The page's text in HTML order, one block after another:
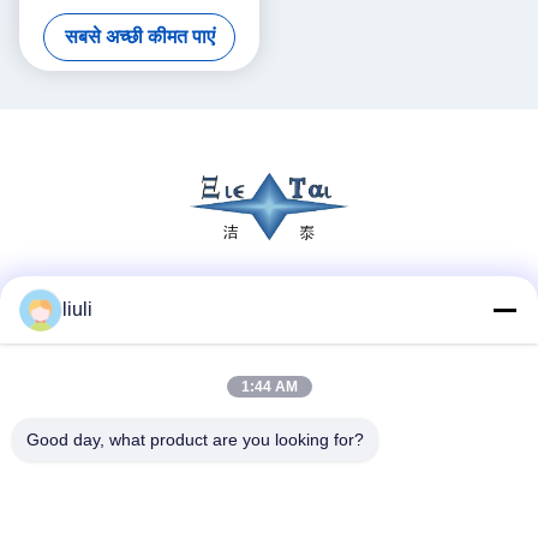
अल्ट्रासोनिक क्लीनर
सबसे अच्छी कीमत पाएं
टेलीफोन
liuli
1:44 AM
Good day, what product are you looking for?